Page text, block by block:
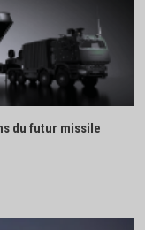
du futur missile